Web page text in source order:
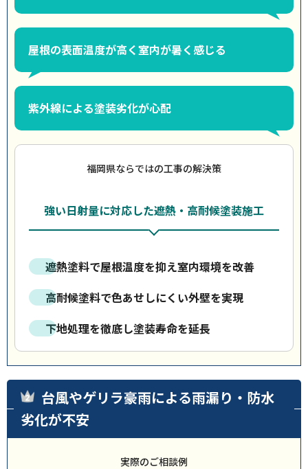
屋根の表面温度が高く室内が暑く感じる
紫外線による塗装劣化が心配
福岡県ならではの工事の解決策
強い日射量に対応した遮熱・高耐候塗装施工
遮熱塗料で屋根温度を抑え室内環境を改善
高耐候塗料で色あせしにくい外壁を実現
下地処理を徹底し塗装寿命を延長
台風やゲリラ豪雨による雨漏り・防水
劣化が不安
実際のご相談例